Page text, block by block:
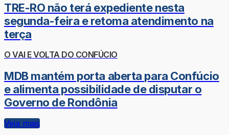
TRE-RO não terá expediente nesta
segunda-feira e retoma atendimento na
terça
O VAI E VOLTA DO CONFÚCIO
MDB mantém porta aberta para Confúcio
e alimenta possibilidade de disputar o
Governo de Rondônia
Veja mais